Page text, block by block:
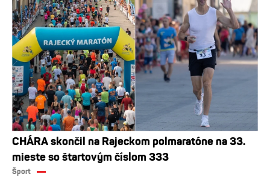
CHÁRA skončil na Rajeckom polmaratóne na 33.
mieste so štartovým číslom 333
Šport